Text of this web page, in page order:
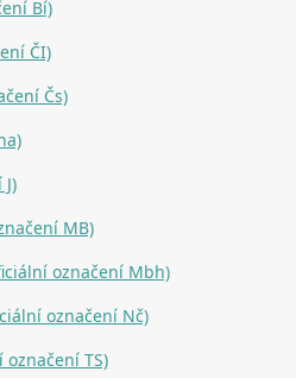
Bí)
ČI)
Čs)
MB)
označení Mbh)
označení Nč)
TS)